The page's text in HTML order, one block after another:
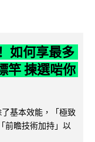
如何享最多
竿 揀選啱你
基本效能，「極致
前瞻技術加持」以